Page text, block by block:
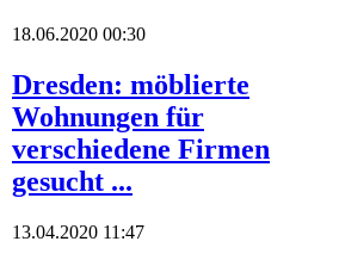
18.06.2020 00:30
Dresden: möblierte
Wohnungen für
verschiedene Firmen
gesucht ...
13.04.2020 11:47